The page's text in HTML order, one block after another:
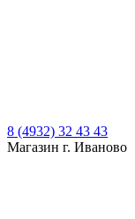
8 (4932) 32 43 43
Магазин г. Иваново